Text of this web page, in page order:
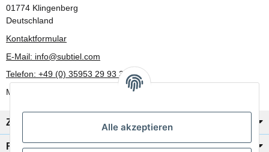
Alle akzeptieren
01774 Klingenberg
Deutschland
Kontaktformular
E-Mail: info@subtiel.com
Telefon: +49 (0) 35953 29 93 30
Mo-Fr: 8:00 Uhr - 17:00 Uhr
Zahlung/Versand
Rechtliches